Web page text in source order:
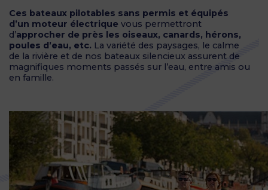
Ces bateaux pilotables sans permis et équipés
d’un moteur électrique vous permettront
d’approcher de près les oiseaux, canards, hérons,
poules d’eau, etc. La variété des paysages, le calme
de la rivière et de nos bateaux silencieux assurent de
magnifiques moments passés sur l’eau, entre amis ou
en famille.